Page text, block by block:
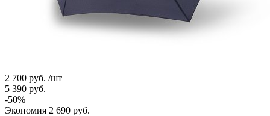
2 700 руб. /шт
5 390 руб.
-50%
Экономия 2 690 руб.